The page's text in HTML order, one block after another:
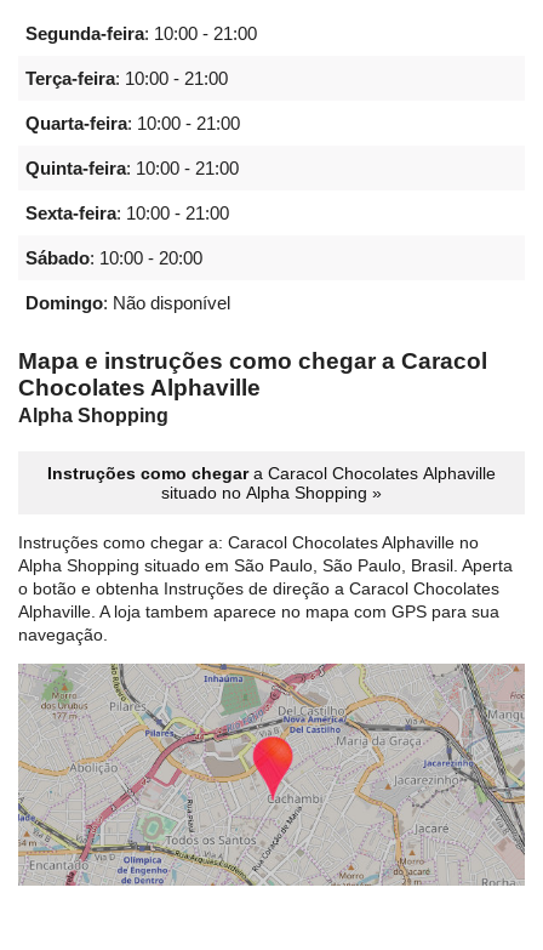
Segunda-feira: 10:00 - 21:00
Terça-feira: 10:00 - 21:00
Quarta-feira: 10:00 - 21:00
Quinta-feira: 10:00 - 21:00
Sexta-feira: 10:00 - 21:00
Sábado: 10:00 - 20:00
Domingo: Não disponível
Mapa e instruções como chegar a Caracol
Chocolates Alphaville
Alpha Shopping
Instruções como chegara Caracol Chocolates Alphaville
situado no Alpha Shopping »
Instruções como chegar a: Caracol Chocolates Alphaville no
Alpha Shopping situado em São Paulo, São Paulo, Brasil. Aperta
o botão e obtenha Instruções de direção a Caracol Chocolates
Alphaville. A loja tambem aparece no mapa com GPS para sua
navegação.